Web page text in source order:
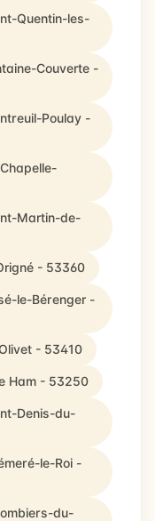
Quentin-les-
Couverte -
Poulay -
Martin-de-
- 53360
le-Bérenger -
- 53410
Ham - 53250
Denis-du-
le-Roi -
du-